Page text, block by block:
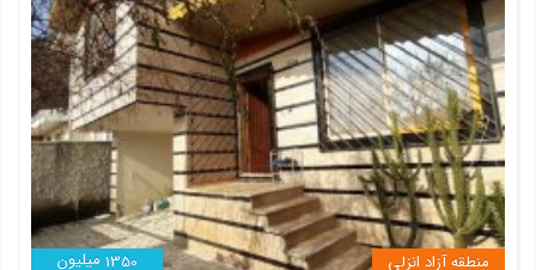
1350 میلیون
منطقه آزاد انزلی